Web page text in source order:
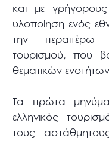
και με
υλοποίηση ενός
την περαιτέρω
τουρισμού, που
θεματικών
Τα πρώτα
ελληνικός
τους